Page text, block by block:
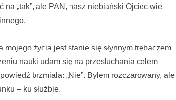
na „tak”, ale PAN, nasz niebiański Ojciec wie
mojego życia jest stanie się słynnym trębaczem.
nauki udam się na przesłuchania celem
brzmiała: „Nie”. Byłem rozczarowany, ale
– ku służbie.